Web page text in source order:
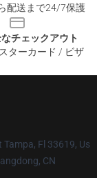
配送まで24/7保護
チェックアウト
ターカード / ビザ
Fl 33619, Us
CN